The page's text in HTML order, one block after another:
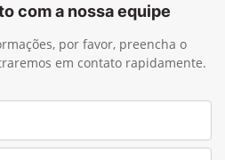
com a nossa equipe
por favor, preencha o
em contato rapidamente.